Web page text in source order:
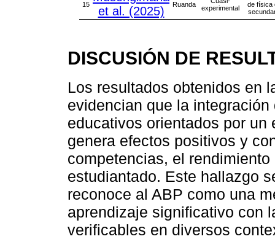
15
et al. (2025)
Ruanda
experimental
de física
DISCUSIÓN DE
Los resultados obtenidos en
evidencian que la
educativos orientados por un
genera efectos positivos y
competencias, el
estudiantado. Este hallazgo
reconoce al ABP como una
aprendizaje significativo con
verificables en diversos